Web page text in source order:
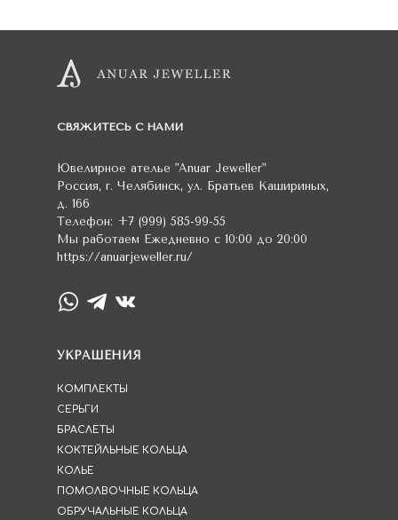
СВЯЖИТЕСЬ С НАМИ
КОМПЛЕКТЫ
ПОМОЛВОЧНЫЕ КОЛЬЦА
ОБРУЧАЛЬНЫЕ КОЛЬЦА
УКРАШЕНИЯ
СЕРЬГИ
БРАСЛЕТЫ
КОКТЕЙЛЬНЫЕ КОЛЬЦА
КОЛЬЕ
Ювелирное ателье "Anuar Jeweller"
Россия, г. Челябинск, ул. Братьев Кашириных,
д. 166
Телефон: +7 (999) 585-99-55
Мы работаем Ежедневно с 10:00 до 20:00
https://anuarjeweller.ru/